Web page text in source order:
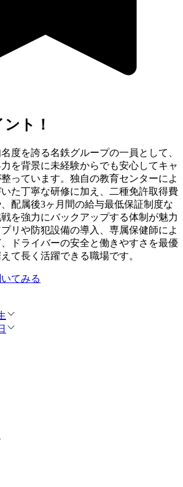
ト！
度を誇る名鉄グループの一員として、
を背景に未経験からでも安心してキャ
っています。独自の教育センターによ
た丁寧な研修に加え、二種免許取得費
配属後3ヶ月間の給与最低保証制度な
を強力にバックアップする体制が魅力
リや防犯設備の導入、専属保健師によ
ドライバーの安全と働きやすさを最優
て長く活躍できる職場です。
てみる